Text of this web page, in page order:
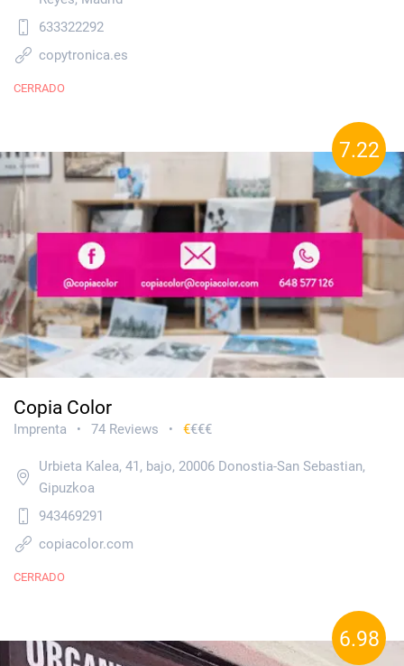
633322292
copytronica.es
CERRADO
7.22
Copia Color
Imprenta • 74 Reviews • €€€€
Urbieta Kalea, 41, bajo, 20006 Donostia-San Sebastian,
Gipuzkoa
943469291
copiacolor.com
CERRADO
6.98